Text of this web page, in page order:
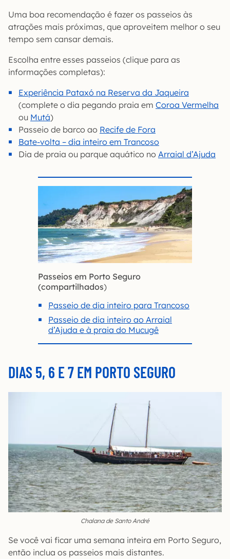
Uma boa recomendação é fazer os passeios às
atrações mais próximas, que aproveitem melhor o seu
tempo sem cansar demais.
Escolha entre esses passeios (clique para as
informações completas):
Experiência Pataxó na Reserva da Jaqueira
(complete o dia pegando praia em Coroa Vermelha
ou Mutá)
Passeio de barco ao Recife de Fora
Bate-volta – dia inteiro em Trancoso
Dia de praia ou parque aquático no Arraial d’Ajuda
Passeios em Porto Seguro
(compartilhados)
Passeio de dia inteiro para Trancoso
Passeio de dia inteiro ao Arraial
d’Ajuda e à praia do Mucugê
DIAS 5, 6 E 7 EM PORTO SEGURO
Chalana de Santo André
Se você vai ficar uma semana inteira em Porto Seguro,
então inclua os passeios mais distantes.